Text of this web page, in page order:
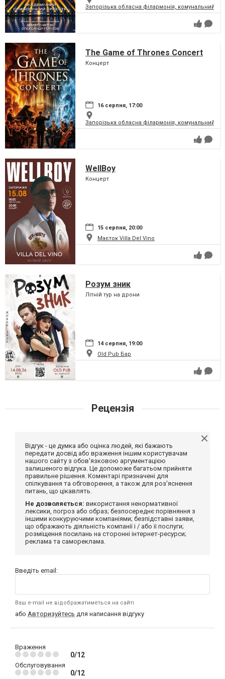
Запорізька обласна філармонія, комунальний
The Game of Thrones Concert
Концерт
16 серпня, 17:00
Запорізька обласна філармонія, комунальний
WellBoy
Концерт
15 серпня, 20:00
Маєток Villa Del Vino
Розум зник
Літній тур на дрони
14 серпня, 19:00
Old Pub Бар
Рецензія
Відгук - це думка або оцінка людей, які бажають
передати досвід або враження іншим користувачам
нашого сайту з обов'язковою аргументацією
залишеного відгука. Це допоможе багатьом прийняти
правильне рішення. Коментарі призначені для
спілкування та обговорення, а також для роз'яснення
питань, що цікавлять.
Не дозволяється: використання ненормативної
лексики, погроз або образ; безпосереднє порівняння з
іншими конкуруючими компаніями; безпідставні заяви,
що ображають діяльність компанії і / або її послуги;
розміщення посилань на сторонні інтернет-ресурси;
реклама та самореклама.
Введіть email:
Ваш e-mail не відображатиметься на сайті
або Авторизуйтесь для написання відгуку
Враження
0/12
Обслуговування
0/12